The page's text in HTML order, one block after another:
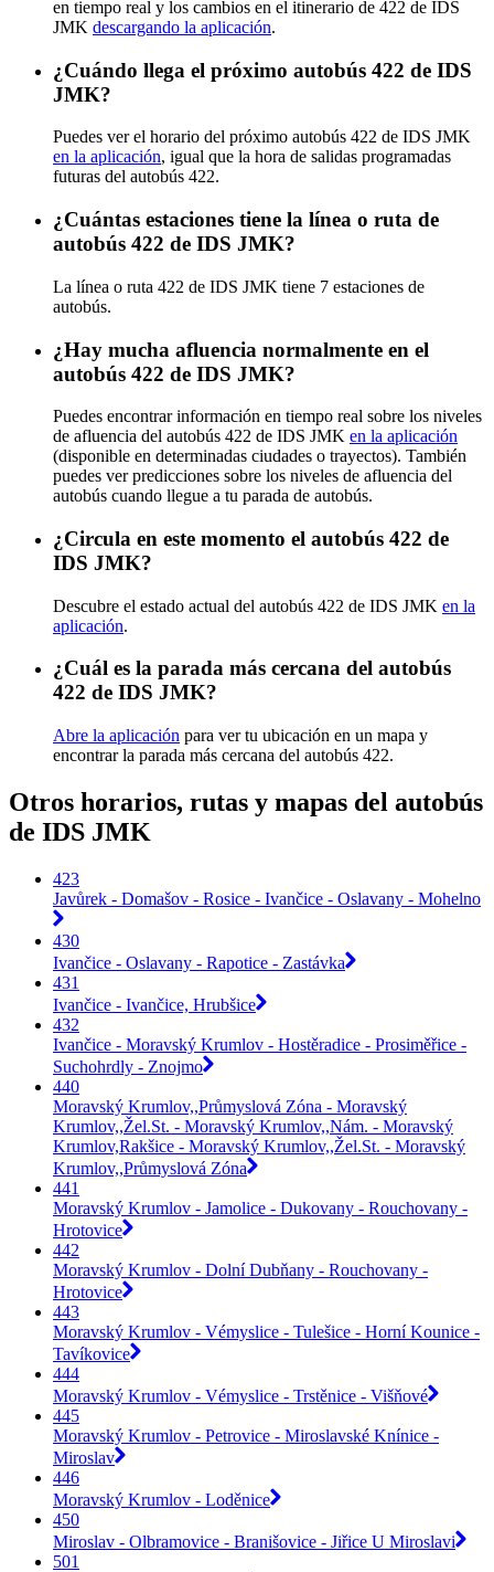
en tiempo real y los cambios en el itinerario de 422 de IDS
JMK descargando la aplicación.
¿Cuándo llega el próximo autobús 422 de IDS
JMK?
Puedes ver el horario del próximo autobús 422 de IDS JMK
en la aplicación, igual que la hora de salidas programadas
futuras del autobús 422.
¿Cuántas estaciones tiene la línea o ruta de
autobús 422 de IDS JMK?
La línea o ruta 422 de IDS JMK tiene 7 estaciones de
autobús.
¿Hay mucha afluencia normalmente en el
autobús 422 de IDS JMK?
Puedes encontrar información en tiempo real sobre los niveles
de afluencia del autobús 422 de IDS JMK en la aplicación
(disponible en determinadas ciudades o trayectos). También
puedes ver predicciones sobre los niveles de afluencia del
autobús cuando llegue a tu parada de autobús.
¿Circula en este momento el autobús 422 de
IDS JMK?
Descubre el estado actual del autobús 422 de IDS JMK en la
aplicación.
¿Cuál es la parada más cercana del autobús
422 de IDS JMK?
Abre la aplicación para ver tu ubicación en un mapa y
encontrar la parada más cercana del autobús 422.
Otros horarios, rutas y mapas del autobús
de IDS JMK
423
Javůrek - Domašov - Rosice - Ivančice - Oslavany - Mohelno
430
Ivančice - Oslavany - Rapotice - Zastávka
431
Ivančice - Ivančice, Hrubšice
432
Ivančice - Moravský Krumlov - Hostěradice - Prosiměřice -
Suchohrdly - Znojmo
440
Moravský Krumlov,,Průmyslová Zóna - Moravský
Krumlov,,Žel.St. - Moravský Krumlov,,Nám. - Moravský
Krumlov,Rakšice - Moravský Krumlov,,Žel.St. - Moravský
Krumlov,,Průmyslová Zóna
441
Moravský Krumlov - Jamolice - Dukovany - Rouchovany -
Hrotovice
442
Moravský Krumlov - Dolní Dubňany - Rouchovany -
Hrotovice
443
Moravský Krumlov - Vémyslice - Tulešice - Horní Kounice -
Tavíkovice
444
Moravský Krumlov - Vémyslice - Trstěnice - Višňové
445
Moravský Krumlov - Petrovice - Miroslavské Knínice -
Miroslav
446
Moravský Krumlov - Loděnice
450
Miroslav - Olbramovice - Branišovice - Jiřice U Miroslavi
501